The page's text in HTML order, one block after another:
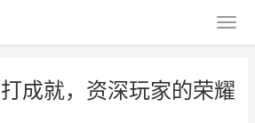
成就，资深玩家的荣耀